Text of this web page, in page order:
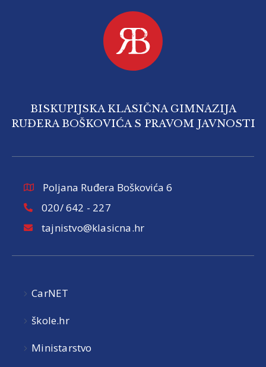
BISKUPIJSKA KLASIČNA GIMNAZIJA
RUĐERA BOŠKOVIĆA S PRAVOM JAVNOSTI
Poljana Ruđera Boškovića 6
020/ 642 - 227
tajnistvo@klasicna.hr
CarNET
škole.hr
Ministarstvo